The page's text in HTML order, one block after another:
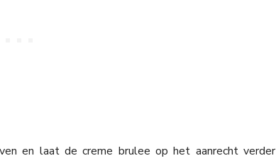
en laat de creme brulee op het aanrecht verder